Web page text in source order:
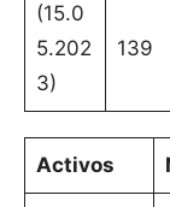
(15.0
5.202
3)
139
Activos